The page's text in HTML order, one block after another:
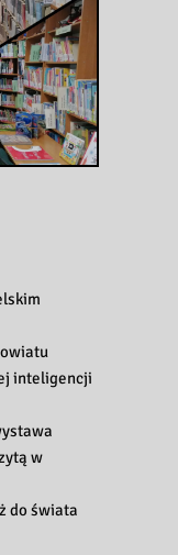
inteligencji
w
do świata